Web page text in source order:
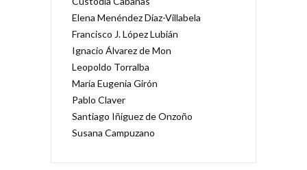
Elena Menéndez Díaz-Villabela
Francisco J. López Lubián
Ignacio Álvarez de Mon
Leopoldo Torralba
María Eugenia Girón
Pablo Claver
Santiago Iñiguez de Onzoño
Susana Campuzano